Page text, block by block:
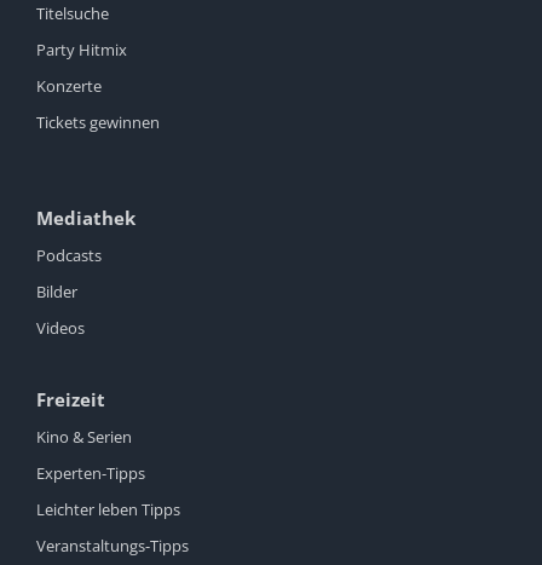
Titelsuche
Party Hitmix
Konzerte
Tickets gewinnen
Mediathek
Podcasts
Bilder
Videos
Freizeit
Kino & Serien
Experten-Tipps
Leichter leben Tipps
Veranstaltungs-Tipps